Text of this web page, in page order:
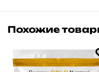
Похожие